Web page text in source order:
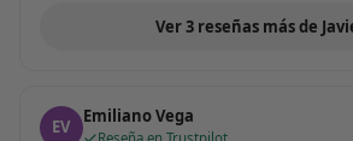
Ver 3 reseñas más de
EV Emiliano Vega